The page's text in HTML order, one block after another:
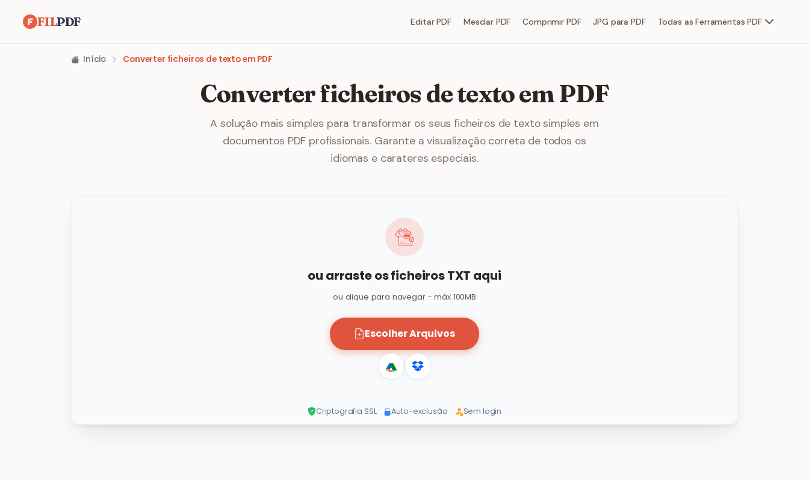
FILPDF Editar PDF Mesclar PDF Comprimir PDF JPG para PDF Todas as Ferramentas PDF
Início Converter ficheiros de texto em PDF
Converter ficheiros de texto em PDF
A solução mais simples para transformar os seus ficheiros de texto simples em
documentos PDF profissionais. Garante a visualização correta de todos os
idiomas e carateres especiais.
ou arraste os ficheiros TXT aqui
ou clique para navegar - máx 100MB
Escolher Arquivos
Criptografia SSL Auto-exclusão Sem login